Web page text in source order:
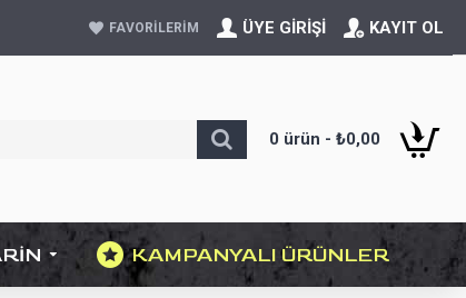
FAVORILERIM ÜYE GIRIŞI KAYIT OL
0 ürün - ₺0,00
KAMPANYALI ÜRÜNLER